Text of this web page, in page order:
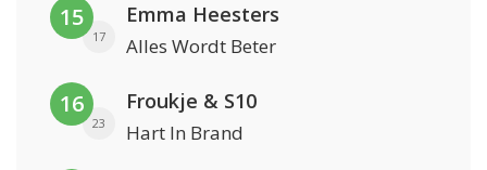
15
17
Emma Heesters
Alles Wordt Beter
16
23
Froukje & S10
Hart In Brand